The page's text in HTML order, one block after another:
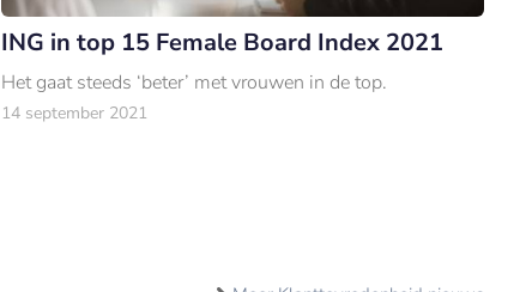
ING in top 15 Female Board Index 2021
Het gaat steeds ‘beter’ met vrouwen in de top.
14 september 2021